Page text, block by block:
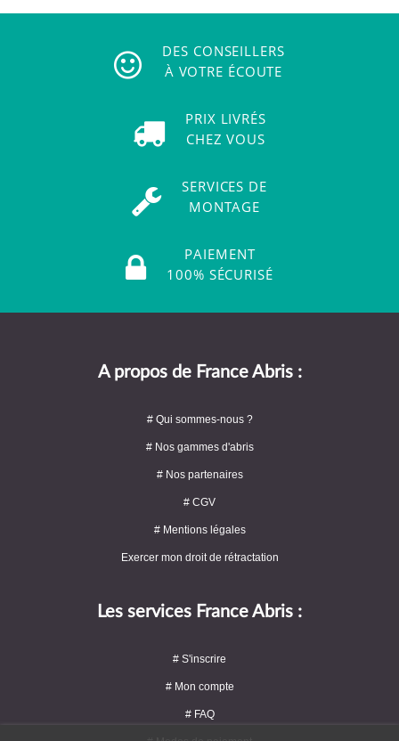
DES CONSEILLERS
À VOTRE ÉCOUTE
PRIX LIVRÉS
CHEZ VOUS
SERVICES DE
MONTAGE
PAIEMENT
100% SÉCURISÉ
A propos de France Abris :
# Qui sommes-nous ?
# Nos gammes d'abris
# Nos partenaires
# CGV
# Mentions légales
Exercer mon droit de rétractation
Les services France Abris :
# S'inscrire
# Mon compte
# FAQ